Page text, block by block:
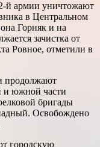
й армии уничтожают
в Центральном
Горняк и на
зачистка от
Ровное, отметили в
продолжают
и южной части
бригады
Освобождено
городскую